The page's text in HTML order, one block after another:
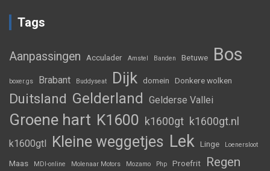
Tags
Aanpassingen Acculader Amstel Banden Betuwe Bos
boxer.gs Brabant Buddyseat Dijk domein Donkere wolken
Duitsland Gelderland Gelderse Vallei
Groene hart K1600 k1600gt k1600gt.nl
k1600gtl Kleine weggetjes Lek Linge Loenersloot
Maas MDI-online Molenaar Motors Mozamo Php Proefrit Regen